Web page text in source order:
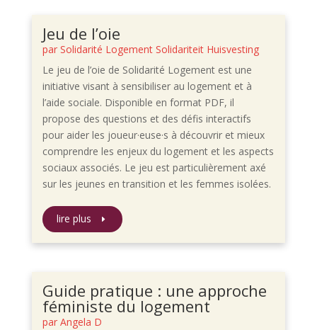
Jeu de l’oie
par Solidarité Logement Solidariteit Huisvesting
Le jeu de l’oie de Solidarité Logement est une
initiative visant à sensibiliser au logement et à
l’aide sociale. Disponible en format PDF, il
propose des questions et des défis interactifs
pour aider les joueur·euse·s à découvrir et mieux
comprendre les enjeux du logement et les aspects
sociaux associés. Le jeu est particulièrement axé
sur les jeunes en transition et les femmes isolées.
lire plus
Guide pratique : une approche
féministe du logement
par Angela D